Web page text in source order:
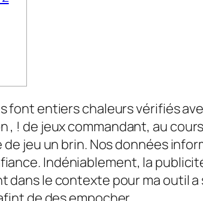
font entiers chaleurs vérifiés
, ! de jeux commandant, au
de jeu un brin. Nos données
Indéniablement, la
dans le contexte pour ma outil